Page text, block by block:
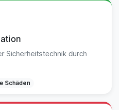
Sicherheitstechnik durch
Schäden